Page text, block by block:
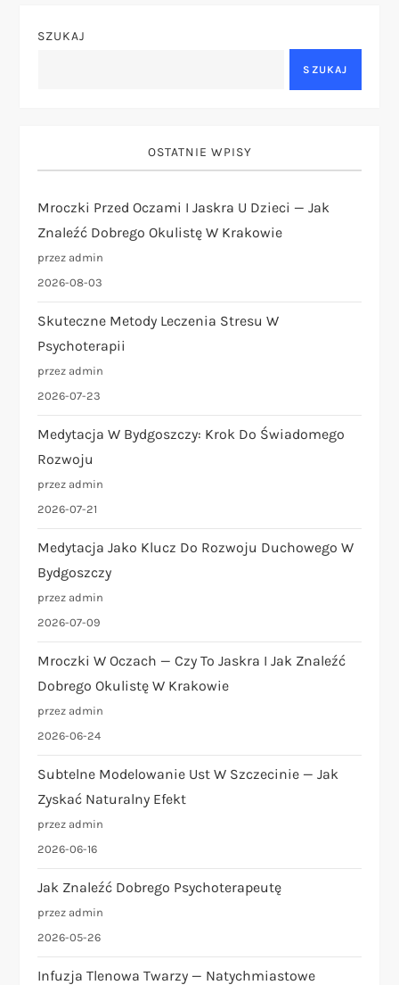
g
j
a
w
p
i
s
u
SZUKAJ
SZUKAJ
OSTATNIE WPISY
Mroczki Przed Oczami I Jaskra U Dzieci — Jak
Znaleźć Dobrego Okulistę W Krakowie
przez admin
2026-08-03
Skuteczne Metody Leczenia Stresu W
Psychoterapii
przez admin
2026-07-23
Medytacja W Bydgoszczy: Krok Do Świadomego
Rozwoju
przez admin
2026-07-21
Medytacja Jako Klucz Do Rozwoju Duchowego W
Bydgoszczy
przez admin
2026-07-09
Mroczki W Oczach — Czy To Jaskra I Jak Znaleźć
Dobrego Okulistę W Krakowie
przez admin
2026-06-24
Subtelne Modelowanie Ust W Szczecinie — Jak
Zyskać Naturalny Efekt
przez admin
2026-06-16
Jak Znaleźć Dobrego Psychoterapeutę
przez admin
2026-05-26
Infuzja Tlenowa Twarzy — Natychmiastowe